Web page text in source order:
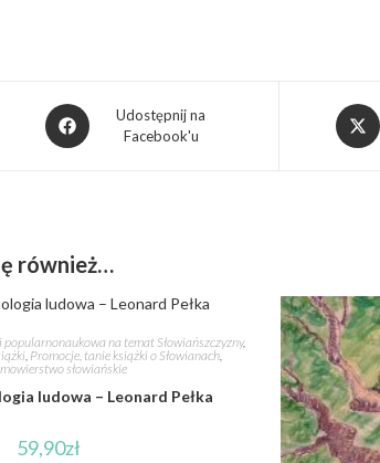
Udostępnij na
Facebook'u
również…
na temat Słowiańszczyzny,
, Promocje, tanie książki o Słowianach,
słowiańskie
ludowa – Leonard Pełka
59,90zł